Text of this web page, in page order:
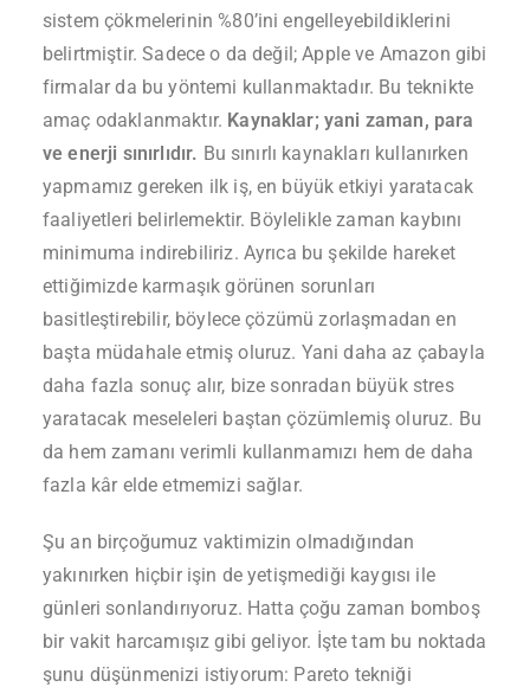
sistem çökmelerinin %80’ini engelleyebildiklerini
belirtmiştir. Sadece o da değil; Apple ve Amazon gibi
firmalar da bu yöntemi kullanmaktadır. Bu teknikte
amaç odaklanmaktır. Kaynaklar; yani zaman, para
ve enerji sınırlıdır. Bu sınırlı kaynakları kullanırken
yapmamız gereken ilk iş, en büyük etkiyi yaratacak
faaliyetleri belirlemektir. Böylelikle zaman kaybını
minimuma indirebiliriz. Ayrıca bu şekilde hareket
ettiğimizde karmaşık görünen sorunları
basitleştirebilir, böylece çözümü zorlaşmadan en
başta müdahale etmiş oluruz. Yani daha az çabayla
daha fazla sonuç alır, bize sonradan büyük stres
yaratacak meseleleri baştan çözümlemiş oluruz. Bu
da hem zamanı verimli kullanmamızı hem de daha
fazla kâr elde etmemizi sağlar.
Şu an birçoğumuz vaktimizin olmadığından
yakınırken hiçbir işin de yetişmediği kaygısı ile
günleri sonlandırıyoruz. Hatta çoğu zaman bomboş
bir vakit harcamışız gibi geliyor. İşte tam bu noktada
şunu düşünmenizi istiyorum: Pareto tekniği